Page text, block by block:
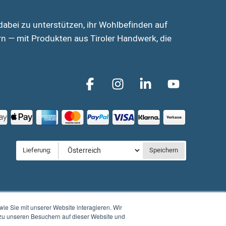
Sie mit unserer Website interagieren. Wir
unseren Besuchern auf dieser Website und
zu unterstützen, ihr Wohlbefinden auf
— mit Produkten aus Tiroler Handwerk, die
Lieferung: Speichern